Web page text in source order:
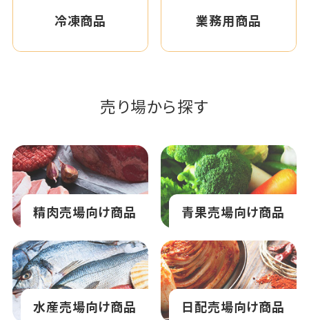
冷凍商品 業務用商品
売り場から探す
精肉売場向け商品 青果売場向け商品
水産売場向け商品 日配売場向け商品